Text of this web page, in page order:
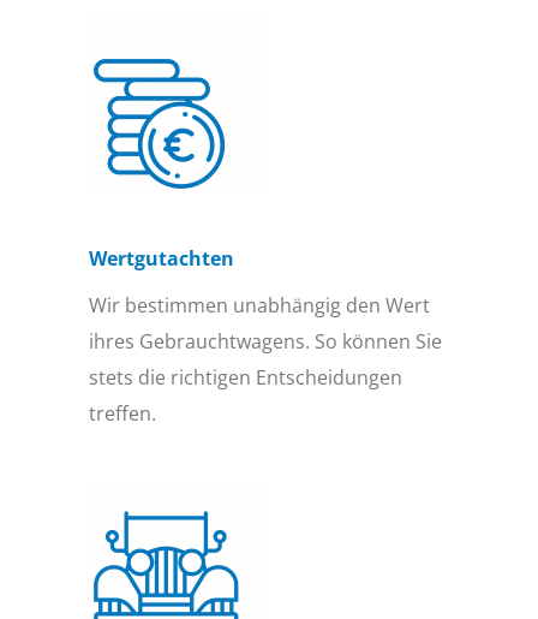
Wertgutachten
Wir bestimmen unabhängig den Wert
ihres Gebrauchtwagens. So können Sie
stets die richtigen Entscheidungen
treffen.